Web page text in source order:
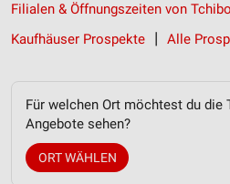
Filialen & Öffnungszeiten von Tchibo
Kaufhäuser Prospekte
Alle
Für welchen Ort möchtest du die
Angebote sehen?
ORT WÄHLEN